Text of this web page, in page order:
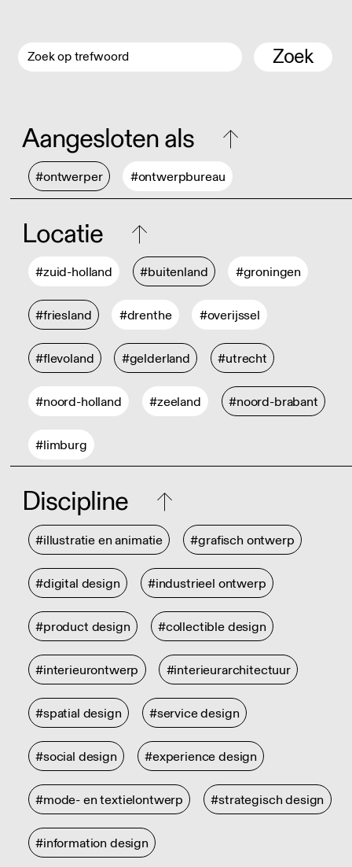
Zoek
Aangesloten als
#ontwerper #ontwerpbureau
Locatie
#zuid-holland #buitenland #groningen
#friesland #drenthe #overijssel
#flevoland #gelderland #utrecht
#noord-holland #zeeland #noord-brabant
#limburg
Discipline
#illustratie en animatie #grafisch ontwerp
#digital design #industrieel ontwerp
#product design #collectible design
#interieurontwerp #interieurarchitectuur
#spatial design #service design
#social design #experience design
#mode- en textielontwerp #strategisch design
#information design